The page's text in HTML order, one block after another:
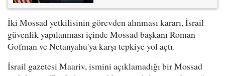
İki Mossad yetkilisinin görevden alınması kararı, İsrail
güvenlik yapılanması içinde Mossad başkanı Roman
Gofman ve Netanyahu'ya karşı tepkiye yol açtı.
İsrail gazetesi Maariv, ismini açıklamadığı bir Mossad